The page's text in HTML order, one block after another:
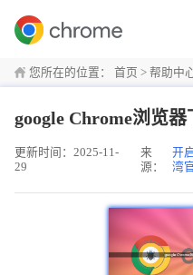
您所在的位置： 首页 > 帮助中
更新时间：2025-11-
29
来
源：
开
湾